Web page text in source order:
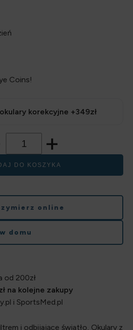
Coins!
korekcyjne +349zł
+
DO KOSZYKA
online
domu
od 200zł
na kolejne zakupy
i SportsMed.pl
i odbijające światło, Okulary z